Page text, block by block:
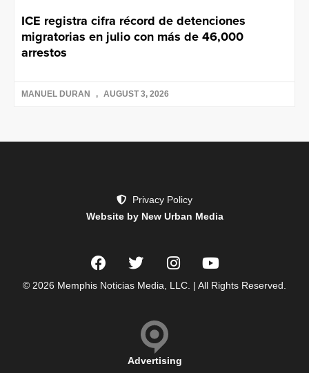
ICE registra cifra récord de detenciones
migratorias en julio con más de 46,000
arrestos
MANUEL DURAN AUGUST 3, 2026
Privacy Policy
Website by New Urban Media
© 2026 Memphis Noticias Media, LLC. | All Rights Reserved.
Advertising